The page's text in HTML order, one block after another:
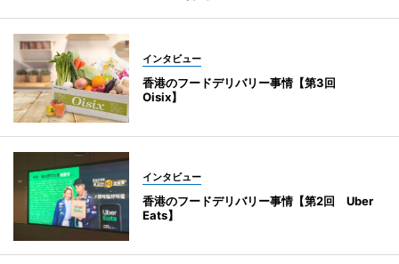
インタビュー
香港のフードデリバリー事情【第3回
Oisix】
インタビュー
香港のフードデリバリー事情【第2回 Uber
Eats】